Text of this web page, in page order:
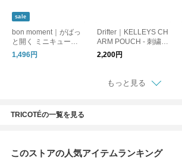
sale
bon moment｜がばっ
と開く ミニキューブ
ポーチ
1,496円
Drifter｜KELLEYS CH
ARM POUCH - 刺繍・
チャームポーチ
2,200円
もっと見る
TRICOTÉの一覧を見る
このストアの人気アイテムランキング